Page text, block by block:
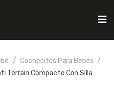
Cochecitos Para Bebés
Terrain Compacto Con Silla